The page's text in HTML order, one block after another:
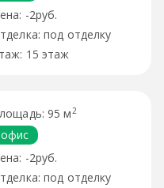
-2руб.
под отделку
15 этаж
95 м 2
офис
-2руб.
под отделку